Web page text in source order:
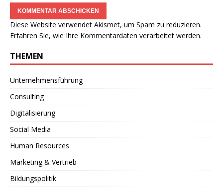
Diese Website verwendet Akismet, um Spam zu reduzieren.
Erfahren Sie, wie Ihre Kommentardaten verarbeitet werden.
THEMEN
Unternehmensführung
Consulting
Digitalisierung
Social Media
Human Resources
Marketing & Vertrieb
Bildungspolitik